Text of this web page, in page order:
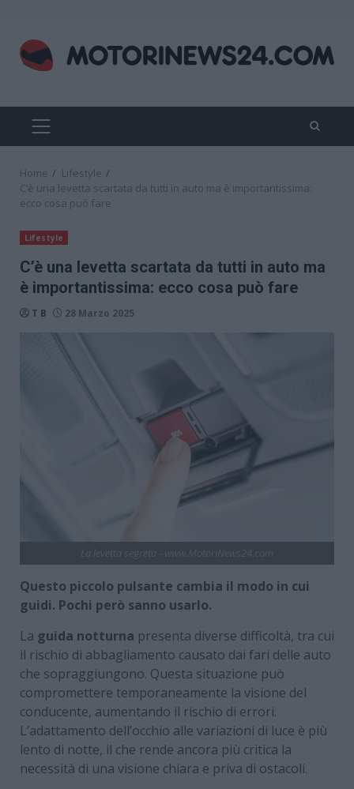
content
PRIMARY
MENU
Home
Lifestyle
C’è una levetta scartata da tutti in auto ma è importantissima:
ecco cosa può fare
Lifestyle
C’è una levetta scartata da tutti in auto ma
è importantissima: ecco cosa può fare
T B 28 Marzo 2025
Questo piccolo pulsante cambia il modo in cui
guidi. Pochi però sanno usarlo.
La guida notturna presenta diverse difficoltà, tra cui
il rischio di abbagliamento causato dai fari delle auto
che sopraggiungono. Questa situazione può
compromettere temporaneamente la visione del
conducente, aumentando il rischio di errori.
L’adattamento dell’occhio alle variazioni di luce è più
lento di notte, il che rende ancora più critica la
necessità di una visione chiara e priva di ostacoli.